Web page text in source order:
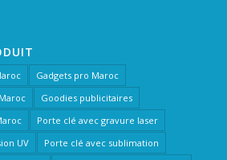
Gadgets pro Maroc
Goodies publicitaires
Porte clé avec gravure laser
UV
Porte clé avec sublimation